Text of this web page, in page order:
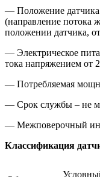
— Положение датчика
(направление потока
положении датчика,
— Электрическое
тока напряжением от
— Потребляемая
— Срок службы – не
— Межповерочный
Классификация